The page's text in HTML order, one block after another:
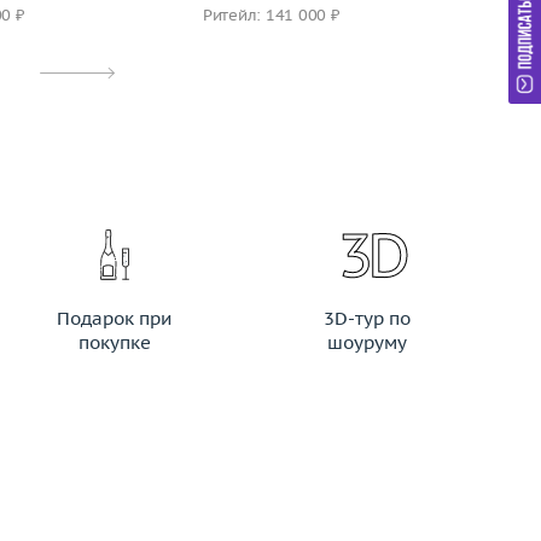
₽ Ритейл: 141 000 ₽
Подарок при
покупке
3D-тур по
шоуруму